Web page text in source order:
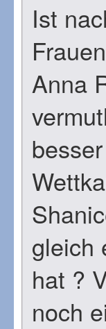
Ist
Anna
gleich
hat ?
noch